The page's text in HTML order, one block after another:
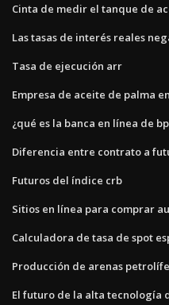
Cinta de medir el tanque de
Las tasas de interés reales
Tasa de ejecución arr
Empresa de aceite de palma
¿qué es la banca en línea de
Diferencia entre contrato a
Futuros del índice crb
Sitios en línea para comprar
Calculadora de tasa de spot
Producción de arenas
El futuro de la alta tecnología